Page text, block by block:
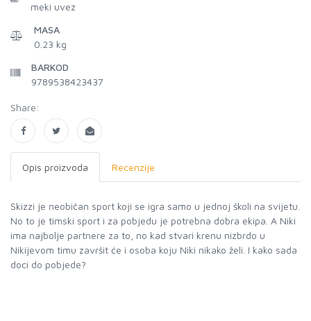
meki uvez
MASA
0.23 kg
BARKOD
9789538423437
Share:
Opis proizvoda Recenzije
Skizzi je neobičan sport koji se igra samo u jednoj školi na svijetu.
No to je timski sport i za pobjedu je potrebna dobra ekipa. A Niki
ima najbolje partnere za to, no kad stvari krenu nizbrdo u
Nikijevom timu završit će i osoba koju Niki nikako želi. I kako sada
doci do pobjede?